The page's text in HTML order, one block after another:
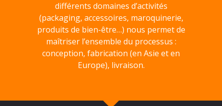
différents domaines d’activités
(packaging, accessoires, maroquinerie,
produits de bien-être…) nous permet de
maîtriser l’ensemble du processus :
conception, fabrication (en Asie et en
Europe), livraison.